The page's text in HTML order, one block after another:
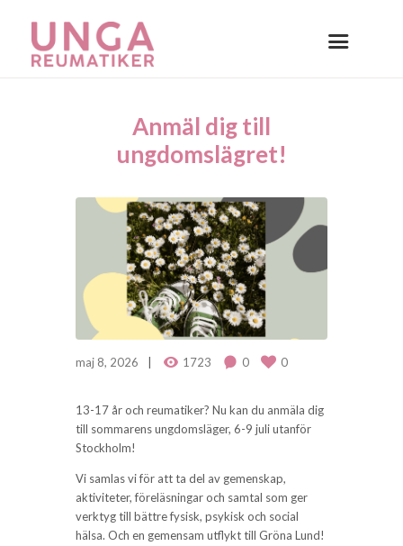
Anmäl dig till
ungdomslägret!
maj 8, 2026 1723 0 0
13-17 år och reumatiker? Nu kan du anmäla dig
till sommarens ungdomsläger, 6-9 juli utanför
Stockholm!
Vi samlas vi för att ta del av gemenskap,
aktiviteter, föreläsningar och samtal som ger
verktyg till bättre fysisk, psykisk och social
hälsa. Och en gemensam utflykt till Gröna Lund!